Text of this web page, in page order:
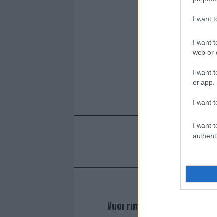
I want
I want
web or
I want
or app.
I want
I want
Vuoi rimanere sempre